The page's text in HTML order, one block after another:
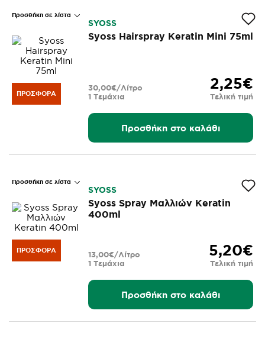
Προσθήκη σε λίστα
ΠΡΟΣΦΟΡΆ
SYOSS
Syoss Hairspray Keratin Mini 75ml
2,25€
Τελική τιμή
1 Τεμάχια
30,00€/Λίτρο
Προσθήκη στο καλάθι
Προσθήκη σε λίστα
ΠΡΟΣΦΟΡΆ
SYOSS
Syoss Spray Μαλλιών Keratin
400ml
5,20€
Τελική τιμή
1 Τεμάχια
13,00€/Λίτρο
Προσθήκη στο καλάθι